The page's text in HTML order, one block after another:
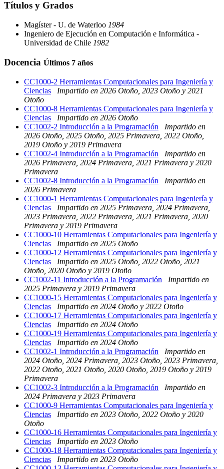
Títulos y Grados
Magíster - U. de Waterloo 1984
Ingeniero de Ejecución en Computación e Informática -
Universidad de Chile 1982
Docencia Últimos 7 años
CC1000-2 Herramientas Computacionales para Ingeniería y
Ciencias
Impartido en 2026 Otoño, 2023 Otoño y 2021
Otoño
CC1000-8 Herramientas Computacionales para Ingeniería y
Ciencias
Impartido en 2026 Otoño
CC1002-2 Introducción a la Programación
Impartido en
2026 Otoño, 2025 Otoño, 2025 Primavera, 2022 Otoño,
2019 Otoño y 2019 Primavera
CC1002-4 Introducción a la Programación
Impartido en
2026 Primavera, 2024 Primavera, 2021 Primavera y 2020
Primavera
CC1002-8 Introducción a la Programación
Impartido en
2026 Primavera
CC1000-1 Herramientas Computacionales para Ingeniería y
Ciencias
Impartido en 2025 Primavera, 2024 Primavera,
2023 Primavera, 2022 Primavera, 2021 Primavera, 2020
Primavera y 2019 Primavera
CC1000-10 Herramientas Computacionales para Ingeniería y
Ciencias
Impartido en 2025 Otoño
CC1000-12 Herramientas Computacionales para Ingeniería y
Ciencias
Impartido en 2025 Otoño, 2022 Otoño, 2021
Otoño, 2020 Otoño y 2019 Otoño
CC1002-11 Introducción a la Programación
Impartido en
2025 Primavera y 2019 Primavera
CC1000-15 Herramientas Computacionales para Ingeniería y
Ciencias
Impartido en 2024 Otoño y 2022 Otoño
CC1000-17 Herramientas Computacionales para Ingeniería y
Ciencias
Impartido en 2024 Otoño
CC1000-19 Herramientas Computacionales para Ingeniería y
Ciencias
Impartido en 2024 Otoño
CC1002-1 Introducción a la Programación
Impartido en
2024 Otoño, 2024 Primavera, 2023 Otoño, 2023 Primavera,
2022 Otoño, 2021 Otoño, 2020 Otoño, 2019 Otoño y 2019
Primavera
CC1002-3 Introducción a la Programación
Impartido en
2024 Primavera y 2023 Primavera
CC1000-9 Herramientas Computacionales para Ingeniería y
Ciencias
Impartido en 2023 Otoño, 2022 Otoño y 2020
Otoño
CC1000-16 Herramientas Computacionales para Ingeniería y
Ciencias
Impartido en 2023 Otoño
CC1000-18 Herramientas Computacionales para Ingeniería y
Ciencias
Impartido en 2023 Otoño